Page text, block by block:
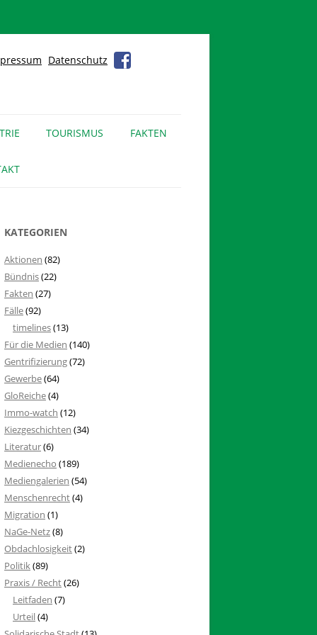
Datenschutz
TOURISMUS FAKTEN
KATEGORIEN
Aktionen (82)
Bündnis(22)
Fakten (27)
Fälle(92)
timelines(13)
Für die Medien (140)
Gentrifizierung(72)
Gewerbe(64)
GloReiche(4)
Immo-watch (12)
Kiezgeschichten (34)
Literatur(6)
Medienecho (189)
Mediengalerien (54)
Menschenrecht(4)
Migration (1)
NaGe-Netz(8)
Obdachlosigkeit(2)
Politik(89)
Praxis / Recht(26)
Leitfaden (7)
Urteil(4)